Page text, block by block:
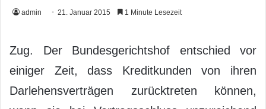
admin 21. Januar 2015 1 Minute Lesezeit
Zug. Der Bundesgerichtshof entschied vor
einiger Zeit, dass Kreditkunden von ihren
Darlehensverträgen zurücktreten können,